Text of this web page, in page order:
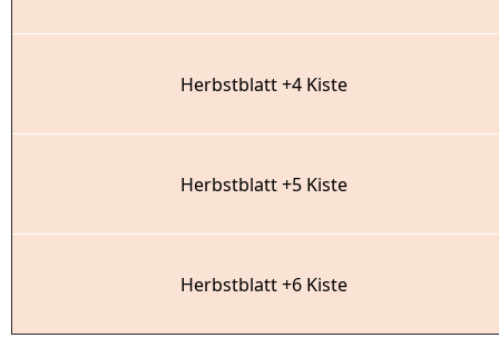
Herbstblatt +4 Kiste
Herbstblatt +5 Kiste
Herbstblatt +6 Kiste